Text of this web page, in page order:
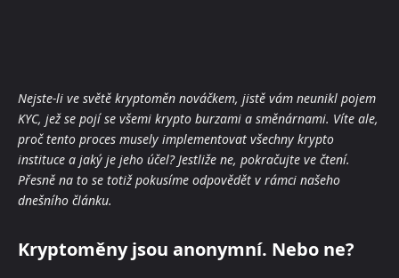
Nejste-li ve světě kryptoměn nováčkem, jistě vám neunikl pojem
KYC, jež se pojí se všemi krypto burzami a směnárnami. Víte ale,
proč tento proces musely implementovat všechny krypto
instituce a jaký je jeho účel? Jestliže ne, pokračujte ve čtení.
Přesně na to se totiž pokusíme odpovědět v rámci našeho
dnešního článku.
Kryptoměny jsou anonymní. Nebo ne?